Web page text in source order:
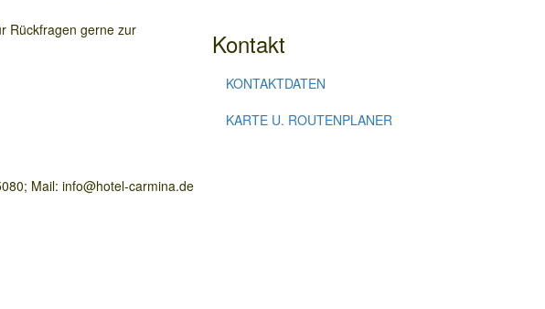
Rückfragen gerne zur
Kontakt
KONTAKTDATEN
KARTE U. ROUTENPLANER
Mail: info@hotel-carmina.de